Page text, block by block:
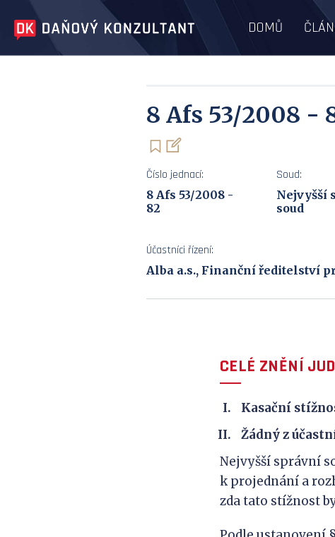
DOMŮ
8 Afs 53/2008 -
Číslo jednací:
8 Afs 53/2008 -
82
Soud:
Nejvyšší
soud
Účastníci řízení:
Alba a.s., Finanční ředitelství
CELÉ ZNĚNÍ
Kasační
Žádný z
Nejvyšší správní
k projednání a
zda tato stížnost